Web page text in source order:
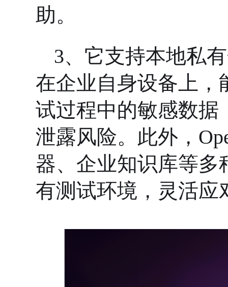
助。
3、 它支持本地私
在企业自身设备上，
试过程中的敏感数据
泄露风险。此外，
器、企业知识库等多
有测试环境，灵活应